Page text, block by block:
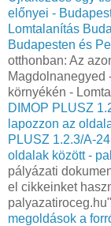
előnyei -
Lomtalanítás
Budapesten és
otthonban: Az
Magdolnanegyed
környékén -
DIMOP PLUSZ
lapozzon az
PLUSZ 1.2.3/A-
oldalak között -
pályázati
el cikkeinket
palyazatiroceg.hu"
megoldások a